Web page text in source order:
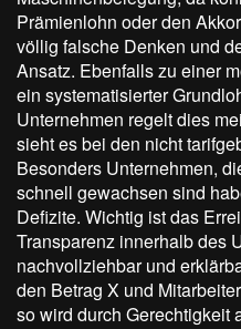
Prämienlohn oder den
völlig falsche Denken und
Ansatz. Ebenfalls zu einer
ein systematisierter
Unternehmen regelt dies
sieht es bei den nicht
Besonders Unternehmen,
schnell gewachsen sind
Defizite. Wichtig ist das
Transparenz innerhalb des
nachvollziehbar und
den Betrag X und
so wird durch Gerechtigkeit